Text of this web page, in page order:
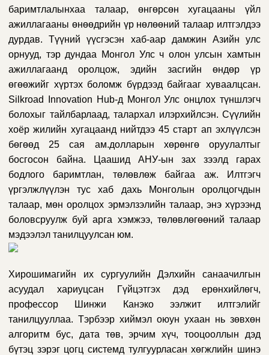
баримтлалынхаа талаар, өнгөрсөн хугацааны үйл
ажиллагааны өнөөдрийн үр нөлөөний талаар илтгэлдээ
дурдав. Түүний үүсгэсэн хаб-аар дамжин Азийн улс
орнууд, тэр дундаа Монгол Улс ч олон улсын хамтын
ажиллагаанд оролцож, эдийн засгийн өндөр үр
өгөөжийг хүртэх боломж бүрдээд байгааг хуваалцсан.
Silkroad Innovation Hub-д Монгол Улс онцлох түншлэгч
болохыг тайлбарлаад, талархал илэрхийлсэн. Сүүлийн
хоёр жилийн хугацаанд нийтдээ 45 старт ап эхлүүлсэн
бөгөөд 25 сая ам.долларын хөрөнгө оруулалтыг
босгосон байна. Цаашид АНУ-ын зах зээлд гарах
бодлого баримтлан, төлөвлөж байгаа аж. Илтгэгч
үргэлжлүүлэн тус хаб дахь Монголын оролцогчдын
талаар, мөн оролцох эрмэлзэлийн талаар, энэ хүрээнд
боловсруулж буй арга хэмжээ, төлөвлөгөөний талаар
мэдээлэл танилцуулсан юм.
Хирошимагийн их сургуулийн Дэлхийн санаачилгын
асуудал хариуцсан Гүйцэтгэх дэд ерөнхийлөгч,
профессор Шинжи Канэко ээлжит илтгэлийг
танилцууллаа. Тэрбээр хиймэл оюун ухаан нь зөвхөн
алгоритм бус, дата төв, эрчим хүч, тооцооллын дэд
бүтэц зэрэг цогц системд тулгуурласан хөгжлийн шинэ